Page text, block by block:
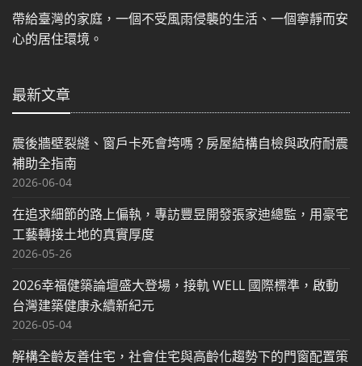
帶給臺灣的家庭，一個不受風雨侵襲的生活、一個寧靜而安
心的居住環境。
最新文章
震後牆壁裂縫、窗戶卡死會垮嗎？房屋結構自檢與政府耐震
補助全指南
2026-06-04
在追求細節的路上偏執，專訪豐昱開發張家迪總監，用豪宅
工藝轉接土地的真實厚度
2026-05-26
2026幸福健築論壇盛大登場，接軌 WELL 國際標準，啟動
台灣建築健康永續新紀元
2026-05-04
解構全齡友善住宅，社會住宅與高齡化趨勢下的門窗配置策